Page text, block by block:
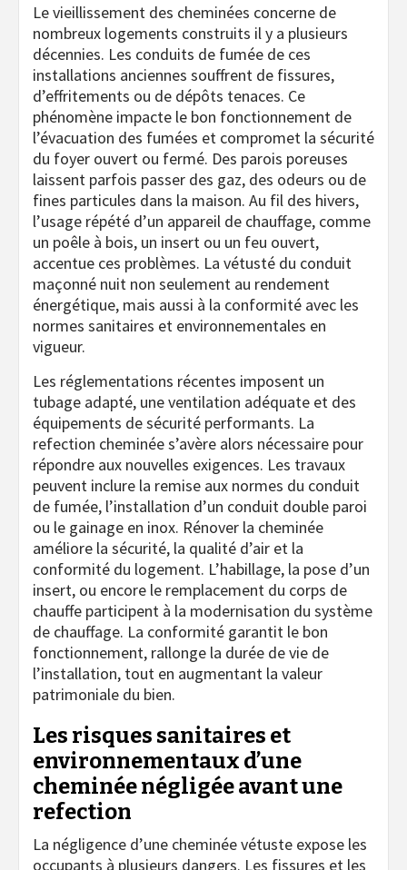
Le vieillissement des cheminées concerne de
nombreux logements construits il y a plusieurs
décennies. Les conduits de fumée de ces
installations anciennes souffrent de fissures,
d’effritements ou de dépôts tenaces. Ce
phénomène impacte le bon fonctionnement de
l’évacuation des fumées et compromet la sécurité
du foyer ouvert ou fermé. Des parois poreuses
laissent parfois passer des gaz, des odeurs ou de
fines particules dans la maison. Au fil des hivers,
l’usage répété d’un appareil de chauffage, comme
un poêle à bois, un insert ou un feu ouvert,
accentue ces problèmes. La vétusté du conduit
maçonné nuit non seulement au rendement
énergétique, mais aussi à la conformité avec les
normes sanitaires et environnementales en
vigueur.
Les réglementations récentes imposent un
tubage adapté, une ventilation adéquate et des
équipements de sécurité performants. La
refection cheminée s’avère alors nécessaire pour
répondre aux nouvelles exigences. Les travaux
peuvent inclure la remise aux normes du conduit
de fumée, l’installation d’un conduit double paroi
ou le gainage en inox. Rénover la cheminée
améliore la sécurité, la qualité d’air et la
conformité du logement. L’habillage, la pose d’un
insert, ou encore le remplacement du corps de
chauffe participent à la modernisation du système
de chauffage. La conformité garantit le bon
fonctionnement, rallonge la durée de vie de
l’installation, tout en augmentant la valeur
patrimoniale du bien.
Les risques sanitaires et
environnementaux d’une
cheminée négligée avant une
refection
La négligence d’une cheminée vétuste expose les
occupants à plusieurs dangers. Les fissures et les